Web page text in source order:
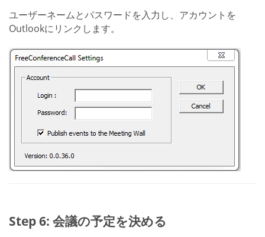
ユーザーネームとパスワードを入力し、アカウントを
Outlookにリンクします。
Step 6: 会議の予定を決める